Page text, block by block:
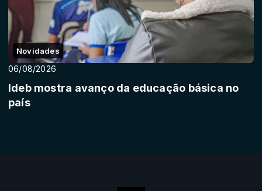
Novidades
06/08/2026
Ideb mostra avanço da educação básica no
país